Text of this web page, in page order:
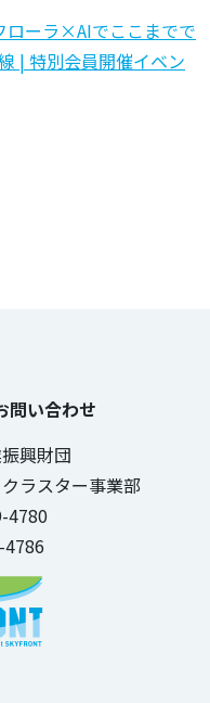
ローラ×AIでここまでで
| 特別会員開催イベン
問い合わせ
興財団
ラスター事業部
4780
4786